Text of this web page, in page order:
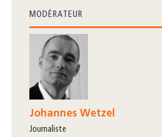
MODÉRATEUR
Johannes Wetzel
journaliste